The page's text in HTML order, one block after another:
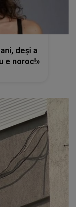
deși a
e noroc!»